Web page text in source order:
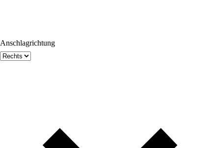
Anschlagrichtung